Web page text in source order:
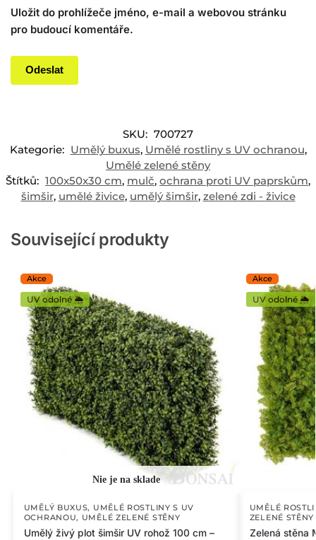
Uložit do prohlížeče jméno, e-mail a webovou stránku
pro budoucí komentáře.
SKU: 700727
Kategorie: Umělý buxus, Umělé rostliny s UV ochranou,
Umělé zelené stěny
Štítků: 100x50x30 cm, mulč, ochrana proti UV paprskům,
šimšir, umělé živice, umělý šimšir, zelené zdi - živice
Související produkty
UV odolné 🌦️
UMĚLÝ BUXUS, UMĚLÉ ROSTLINY S UV
OCHRANOU, UMĚLÉ ZELENÉ STĚNY
Umělý živý plot šimšir UV rohož 100 cm –
UV odolné 🌦️
UMĚLÉ
ZELENÉ STĚNY
Zelená stěna